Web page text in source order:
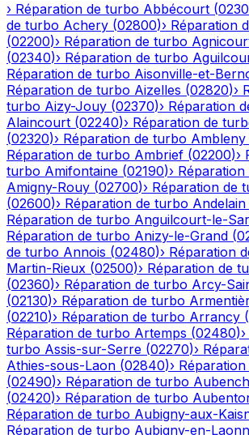
› Réparation de turbo Abbécourt (
de turbo Achery (02800)› Réparation
(02200)› Réparation de turbo
(02340)› Réparation de turbo
Réparation de turbo Aisonville-et-
Réparation de turbo Aizelles (02820)›
turbo Aizy-Jouy (02370)› Réparation
Alaincourt (02240)› Réparation de
(02320)› Réparation de turbo Ambleny
Réparation de turbo Ambrief (02200)›
turbo Amifontaine (02190)›
Amigny-Rouy (02700)› Réparation de
(02600)› Réparation de turbo Andelain
Réparation de turbo Anguilcourt-le-
Réparation de turbo Anizy-le-Grand (
de turbo Annois (02480)› Réparation
Martin-Rieux (02500)› Réparation de
(02360)› Réparation de turbo Arcy-
(02130)› Réparation de turbo
(02210)› Réparation de turbo Arrancy (
Réparation de turbo Artemps (02480)›
turbo Assis-sur-Serre (02270)›
Athies-sous-Laon (02840)›
(02490)› Réparation de turbo
(02420)› Réparation de turbo
Réparation de turbo Aubigny-aux-
Réparation de turbo Aubigny-en-